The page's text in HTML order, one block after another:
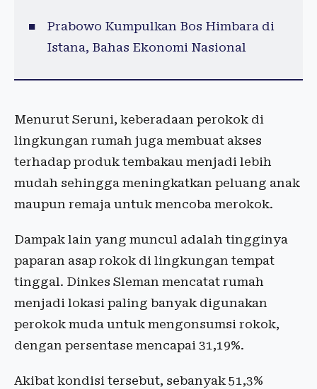
Prabowo Kumpulkan Bos Himbara di
Istana, Bahas Ekonomi Nasional
Menurut Seruni, keberadaan perokok di
lingkungan rumah juga membuat akses
terhadap produk tembakau menjadi lebih
mudah sehingga meningkatkan peluang anak
maupun remaja untuk mencoba merokok.
Dampak lain yang muncul adalah tingginya
paparan asap rokok di lingkungan tempat
tinggal. Dinkes Sleman mencatat rumah
menjadi lokasi paling banyak digunakan
perokok muda untuk mengonsumsi rokok,
dengan persentase mencapai 31,19%.
Akibat kondisi tersebut, sebanyak 51,3%